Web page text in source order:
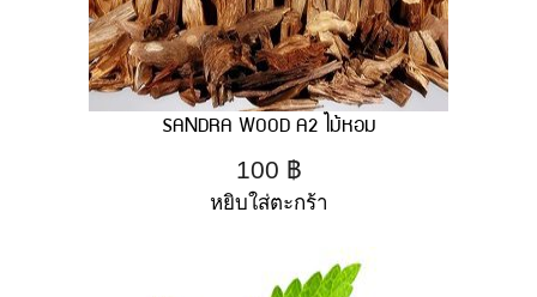
SANDRA WOOD A2 ไม้หอม
100 ฿
หยิบใส่ตะกร้า